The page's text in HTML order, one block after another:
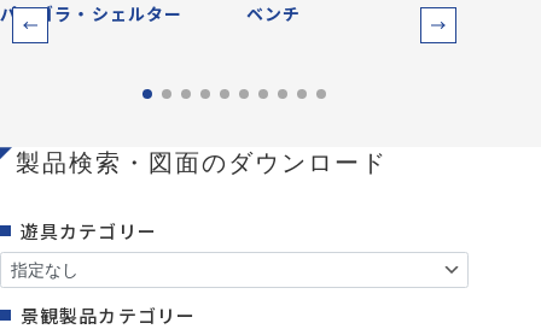
パーゴラ・シェルター ベンチ
製品検索・図面のダウンロード
遊具カテゴリー
景観製品カテゴリー